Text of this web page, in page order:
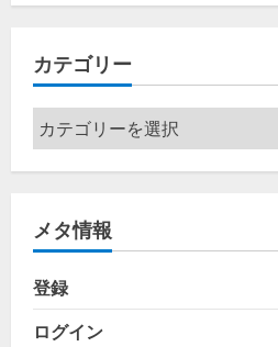
カ
ブ
カテゴリー
カ
テ
ゴ
ー
メタ情報
登録
ログイン